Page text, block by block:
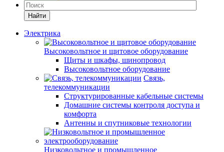
Найти
Электрика
Высоковольтное и щитовое оборудование
Щиты и шкафы, шинопровод
Высоковольтное оборудование
Связь,
телекоммуникации
Структурированные кабельные системы
Домашние системы контроля доступа и
комфорта
Антенны и спутниковые технологии
Низковольтное и промышленное